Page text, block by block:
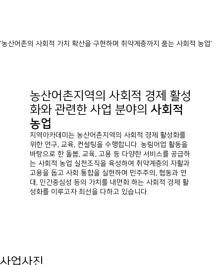
‘농산어촌의 사회적 가치 확산을 구현하며 취약계층까지 품는 사회적 농업’
농산어촌지역의 사회적 경제 활성
화와 관련한 사업 분야의 사회적
농업
지역아카데미는 농산어촌지역의 사회적 경제 활성화를
위한 연구, 교육, 컨설팅을 수행합니다. 농림어업 활동을
바탕으로 한 돌봄, 교육, 고용 등 다양한 서비스를 공급하
는 사회적 농업 실천조직을 육성하여 취약계층의 자활과
고용을 돕고 사회 통합을 실현하며 민주주의, 협동과 연
대, 인간중심성 등의 가치를 내면화 하는 사회적 경제 활
성화를 이루고자 최선을 다하고 있습니다.
사업사진